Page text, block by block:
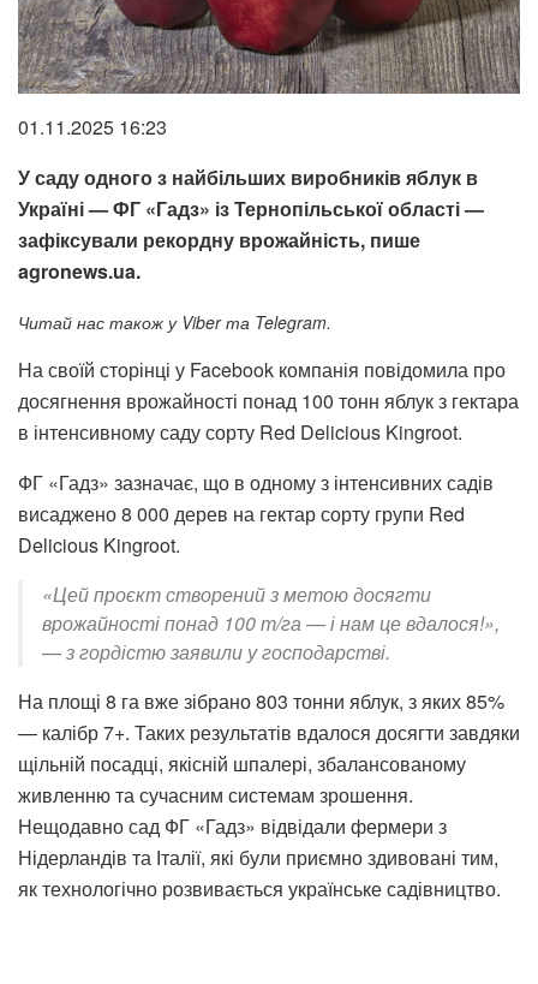
01.11.2025 16:23
У саду одного з найбільших виробників яблук в
Україні — ФГ «Гадз» із Тернопільської області —
зафіксували рекордну врожайність, пише
agronews.ua.
Читай нас також у Viber та Telegram.
На своїй сторінці у Facebook компанія повідомила про
досягнення врожайності понад 100 тонн яблук з гектара
в інтенсивному саду сорту Red Delicious Kingroot.
ФГ «Гадз» зазначає, що в одному з інтенсивних садів
висаджено 8 000 дерев на гектар сорту групи Red
Delicious Kingroot.
«Цей проєкт створений з метою досягти
врожайності понад 100 т/га — і нам це вдалося!»,
— з гордістю заявили у господарстві.
На площі 8 га вже зібрано 803 тонни яблук, з яких 85%
— калібр 7+. Таких результатів вдалося досягти завдяки
щільній посадці, якісній шпалері, збалансованому
живленню та сучасним системам зрошення.
Нещодавно сад ФГ «Гадз» відвідали фермери з
Нідерландів та Італії, які були приємно здивовані тим,
як технологічно розвивається українське садівництво.